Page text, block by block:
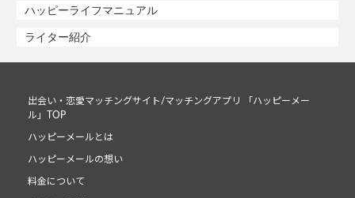
ハッピーライフマニュアル
ライター紹介
出会い・恋愛マッチングサイト/マッチングアプリ 「ハッピーメー
ル」TOP
ハッピーメールとは
ハッピーメールの想い
料金について